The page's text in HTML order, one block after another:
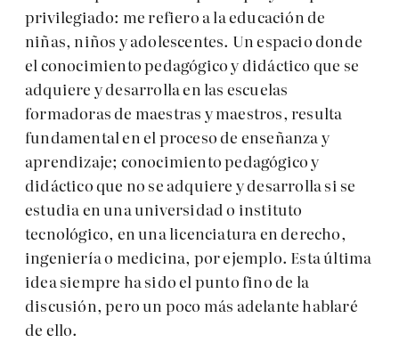
privilegiado: me refiero a la educación de
niñas, niños y adolescentes. Un espacio donde
el conocimiento pedagógico y didáctico que se
adquiere y desarrolla en las escuelas
formadoras de maestras y maestros, resulta
fundamental en el proceso de enseñanza y
aprendizaje; conocimiento pedagógico y
didáctico que no se adquiere y desarrolla si se
estudia en una universidad o instituto
tecnológico, en una licenciatura en derecho,
ingeniería o medicina, por ejemplo. Esta última
idea siempre ha sido el punto fino de la
discusión, pero un poco más adelante hablaré
de ello.